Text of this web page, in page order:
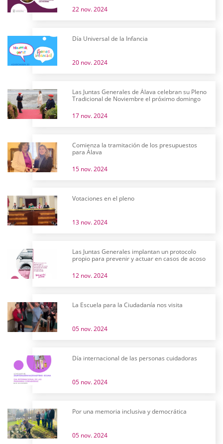
22 nov. 2024
Día Universal de la Infancia
20 nov. 2024
Las Juntas Generales de Álava celebran su Pleno
Tradicional de Noviembre el próximo domingo
17 nov. 2024
Comienza la tramitación de los presupuestos
para Álava
15 nov. 2024
Votaciones en el pleno
13 nov. 2024
Las Juntas Generales implantan un protocolo
propio para prevenir y actuar en casos de acoso
12 nov. 2024
La Escuela para la Ciudadanía nos visita
05 nov. 2024
Día internacional de las personas cuidadoras
05 nov. 2024
Por una memoria inclusiva y democrática
05 nov. 2024